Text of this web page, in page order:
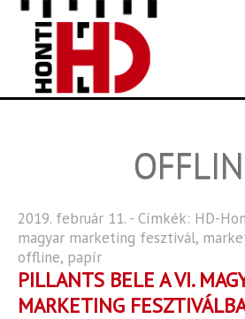
2019. február 11. - Címkék: HD-
magyar marketing fesztivál,
offline, papír
PILLANTS BELE A VI.
MARKETING